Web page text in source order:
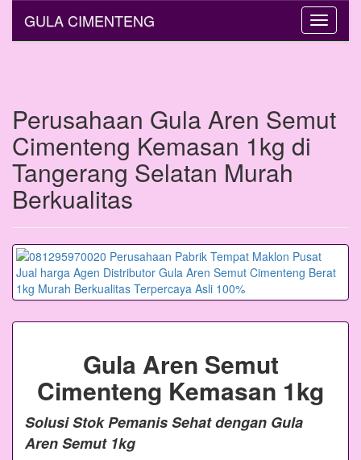
Toggle
GULA CIMENTENG
Perusahaan Gula Aren Semut
Cimenteng Kemasan 1kg di
Tangerang Selatan Murah
Berkualitas
Gula Aren Semut
Cimenteng Kemasan 1kg
Solusi Stok Pemanis Sehat dengan Gula
Aren Semut 1kg